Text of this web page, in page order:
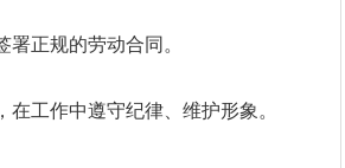
正规的劳动合同。
在工作中遵守纪律、维护形象。